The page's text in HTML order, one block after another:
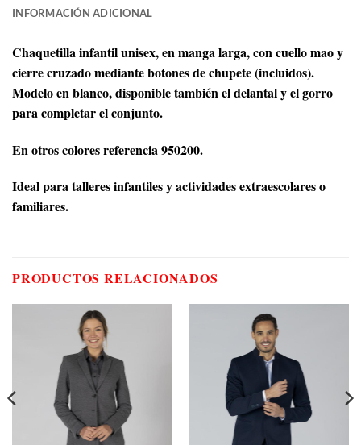
INFORMACIÓN ADICIONAL
Chaquetilla infantil unisex, en manga larga, con cuello mao y
cierre cruzado mediante botones de chupete (incluidos).
Modelo en blanco, disponible también el delantal y el gorro
para completar el conjunto.
En otros colores referencia 950200.
Ideal para talleres infantiles y actividades extraescolares o
familiares.
PRODUCTOS RELACIONADOS